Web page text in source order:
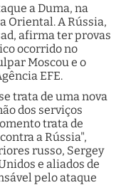
a Duma, na
Oriental. A Rússia,
afirma ter provas
ocorrido no
Moscou e o
EFE.
trata de uma nova
dos serviços
trata de
a Rússia",
russo, Sergey
e aliados de
pelo ataque